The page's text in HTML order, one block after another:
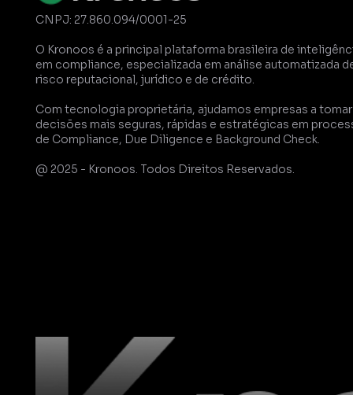
CNPJ: 27.860.094/0001-25
O Kronoos é a principal plataforma brasileira de
em compliance, especializada em análise automatizada
risco reputacional, jurídico e de crédito.
Com tecnologia proprietária, ajudamos empresas a tomar
decisões mais seguras, rápidas e estratégicas em
de Compliance, Due Diligence e Background Check.
@ 2025 - Kronoos. Todos Direitos Reservados.